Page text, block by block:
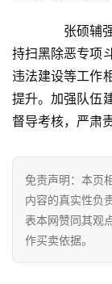
A
I
科
经
济
金
融
张硕辅强
持扫黑除恶专项
违法建设等工作
提升。加强队伍
督导考核，严肃
免责声明：本页
内容的真实性负
表本网赞同其观
作买卖依据。